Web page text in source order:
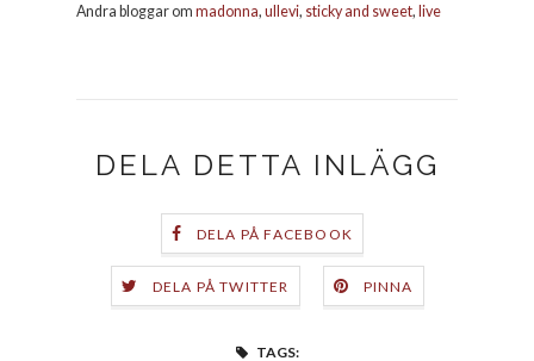
Andra bloggar om madonna, ullevi, sticky and sweet, live
DELA DETTA INLÄGG
DELA PÅ FACEBOOK
DELA PÅ TWITTER PINNA
TAGS: